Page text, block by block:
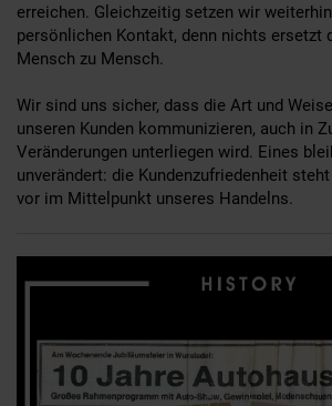
erreichen. Gleichzeitig setzen wir
persönlichen Kontakt, denn nichts ersetzt
Mensch zu Mensch.
Wir sind uns sicher, dass die Art und
unseren Kunden kommunizieren, auch in
Veränderungen unterliegen wird. Eines
unverändert: die Kundenzufriedenheit
vor im Mittelpunkt unseres Handelns.